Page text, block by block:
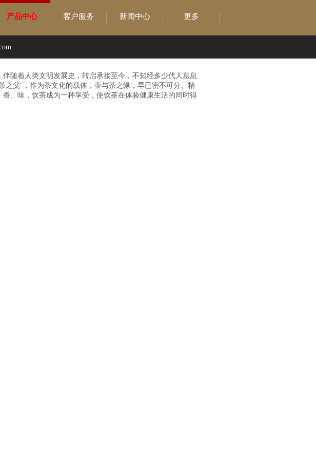
随着人类文明发展史，转启承接至今，不知经多少代人息息
之父”，作为茶文化的载体，壶与茶之缘，早已密不可分。精
、味，饮茶成为一种享受，使饮茶在体验健康生活的同时得
产品中心 客户服务 新闻中心 更多